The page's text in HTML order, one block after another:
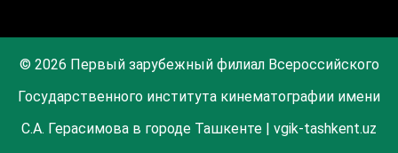
© 2026 Первый зарубежный филиал Всероссийского
Государственного института кинематографии имени
С.А. Герасимова в городе Ташкенте | vgik-tashkent.uz